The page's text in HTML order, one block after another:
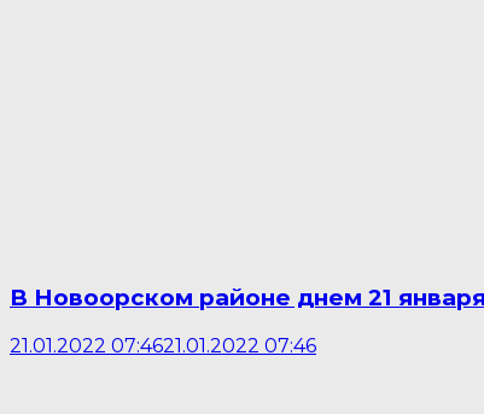
В Новоорском районе днем 21
21.01.2022 07:4621.01.2022 07:46